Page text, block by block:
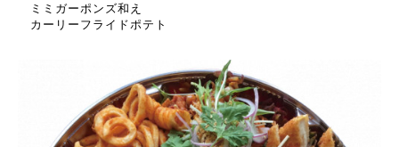
ミミガーポンズ和え
カーリーフライドポテト